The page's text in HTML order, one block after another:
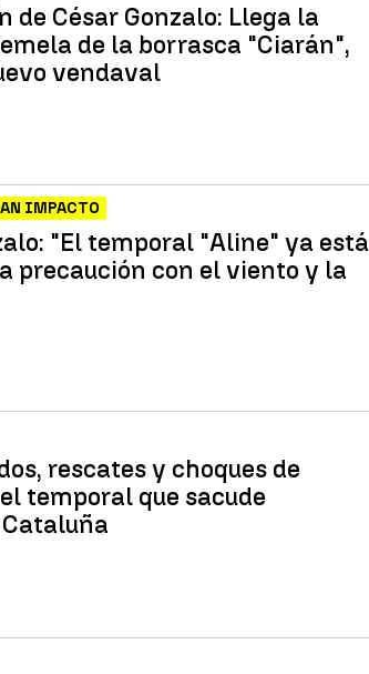
de César Gonzalo: Llega la
de la borrasca "Ciarán",
vendaval
IMPACTO
"El temporal "Aline" ya está
precaución con el viento y la
rescates y choques de
temporal que sacude